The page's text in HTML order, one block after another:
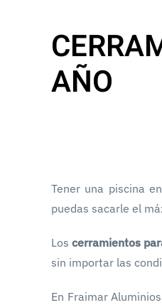
AÑO
Tener una piscina
puedas sacarle el
Loscerramientos
sin importar las
En Fraimar